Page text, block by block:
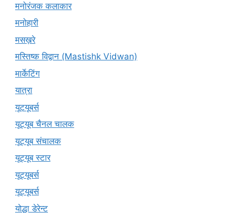
मनोरंजक कलाकार
मनोहारी
मसख़रे
मस्तिष्क विद्वान (Mastishk Vidwan)
मार्केटिंग
यात्रा
यूटयूबर्स
यूट्यूब चैनल चालक
यूट्यूब संचालक
यूट्यूब स्टार
यूट्यूबर्स
यूट्‍यूबर्स
योद्धा डेरेन्ट